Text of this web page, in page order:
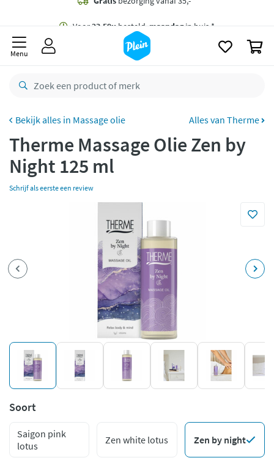
besteld,maandag
retourneren
CO2 neutraal
Betaal met Klarna
Menu
Massage olie Alles van Therme
Therme Massage Olie Zen by
Night 125 ml
Schrijf als eerste een review
Soort
Saigon pink
lotus
Zen white lotus Zen by night